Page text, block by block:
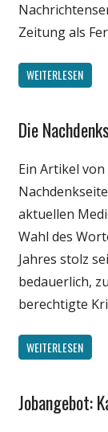
Wirtschaft
Wissenschaft
Zeitung als
WEITERLESEN
Gesellschaft
Medien
Politik
Webfundstück
Die
Ein Artikel
aktuellen
Wahl des
Jahres stolz
bedauerlich,
berechtigte
WEITERLESEN
Gesellschaft
Jobangebot: